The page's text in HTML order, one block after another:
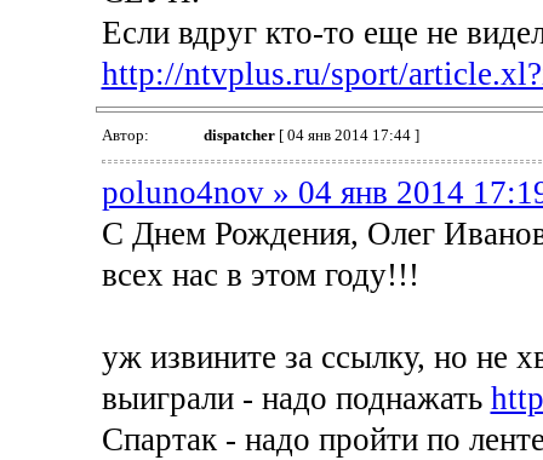
Если вдруг кто-то еще не
http://ntvplus.ru/sport/
Автор: dispatcher[ 04 янв 2014 17:44 ]
poluno4nov » 04 янв 2014
С Днем Рождения, Олег
всех нас в этом году!!!
уж извините за ссылку, но не
выиграли - надо поднажать
Спартак - надо пройти по